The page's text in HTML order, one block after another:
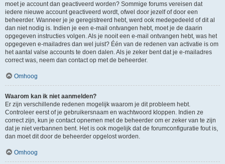
moet je account dan geactiveerd worden? Sommige forums vereisen dat
iedere nieuwe account geactiveerd wordt, ofwel door jezelf of door een
beheerder. Wanneer je je geregistreerd hebt, werd ook medegedeeld of dit al
dan niet nodig is. Indien je een e-mail ontvangen hebt, moet je de daarin
opgegeven instructies volgen. Als je nooit een e-mail ontvangen hebt, was het
opgegeven e-mailadres dan wel juist? Één van de redenen van activatie is om
het aantal valse accounts te doen dalen. Als je zeker bent dat je e-mailadres
correct was, neem dan contact op met de beheerder.
Omhoog
Waarom kan ik niet aanmelden?
Er zijn verschillende redenen mogelijk waarom je dit probleem hebt.
Controleer eerst of je gebruikersnaam en wachtwoord kloppen. Indien ze
correct zijn, kun je contact opnemen met de beheerder om er zeker van te zijn
dat je niet verbannen bent. Het is ook mogelijk dat de forumconfiguratie fout is,
dan moet dit door de beheerder opgelost worden.
Omhoog